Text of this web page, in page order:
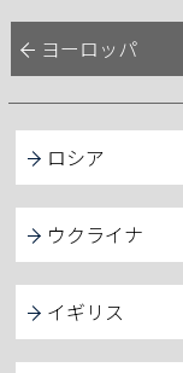
ヨーロッパ
ロシア
ウクライナ
イギリス